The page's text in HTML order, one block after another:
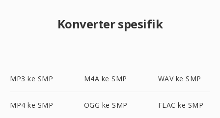
Konverter spesifik
MP3 ke SMP M4A ke SMP WAV ke SMP
MP4 ke SMP OGG ke SMP FLAC ke SMP